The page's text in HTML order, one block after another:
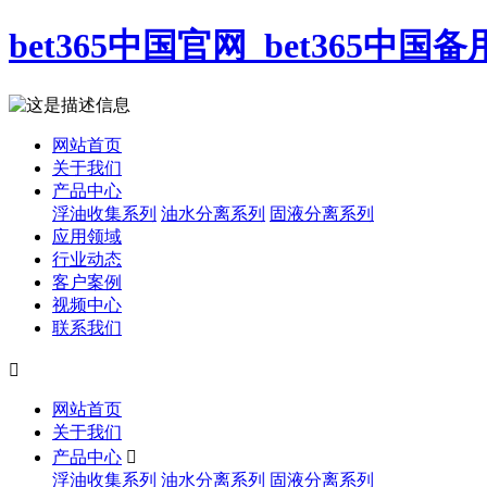
bet365中国官网_bet365中国备
网站首页
关于我们
产品中心
浮油收集系列 油水分离系列 固液分离系列
应用领域
行业动态
客户案例
视频中心
联系我们

网站首页
关于我们
产品中心 
浮油收集系列 油水分离系列 固液分离系列